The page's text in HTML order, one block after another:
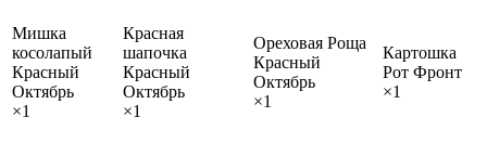
Мишка
косолапый
Красный
Октябрь
×1
Красная
шапочка
Красный
Октябрь
×1
Ореховая Роща
Красный
Октябрь
×1
Картошка
Рот Фронт
×1